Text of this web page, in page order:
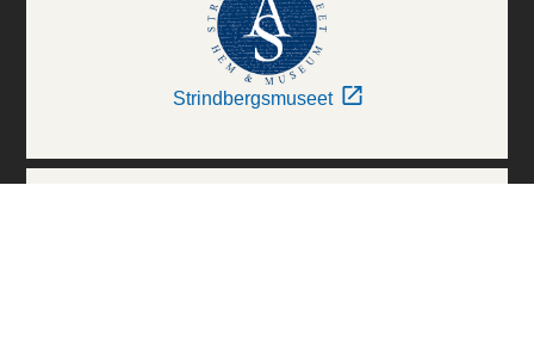
Strindbergsmuseet